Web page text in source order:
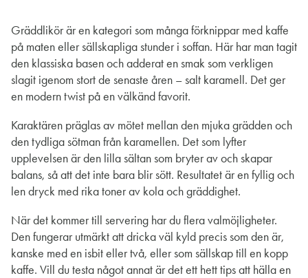
Gräddlikör är en kategori som många förknippar med kaffe
på maten eller sällskapliga stunder i soffan. Här har man tagit
den klassiska basen och adderat en smak som verkligen
slagit igenom stort de senaste åren – salt karamell. Det ger
en modern twist på en välkänd favorit.
Karaktären präglas av mötet mellan den mjuka grädden och
den tydliga sötman från karamellen. Det som lyfter
upplevelsen är den lilla sältan som bryter av och skapar
balans, så att det inte bara blir sött. Resultatet är en fyllig och
len dryck med rika toner av kola och gräddighet.
När det kommer till servering har du flera valmöjligheter.
Den fungerar utmärkt att dricka väl kyld precis som den är,
kanske med en isbit eller två, eller som sällskap till en kopp
kaffe. Vill du testa något annat är det ett hett tips att hälla en